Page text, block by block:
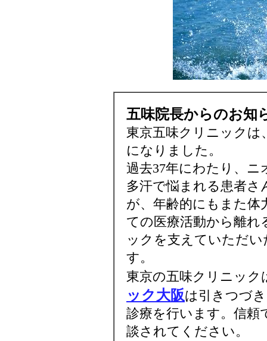
五味院長からのお知
東京五味クリニックは
になりました。
過去37年にわたり、
多汗で悩まれる患者
が、年齢的にもまた体
ての医療活動から離
ックを支えていただ
す。
東京の五味クリニッ
ック大阪は引きつづ
診療を行います。信頼
談されてください。